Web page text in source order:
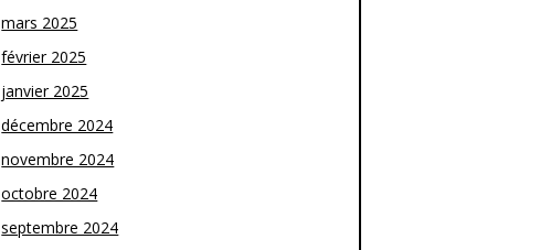
mars 2025
février 2025
janvier 2025
décembre 2024
novembre 2024
octobre 2024
septembre 2024